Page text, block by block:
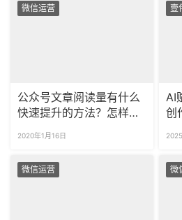
微信运营
公众号文章阅读量有什么
快速提升的方法？怎样才
2020年1月16日
壹
AI
创
微信运营 微